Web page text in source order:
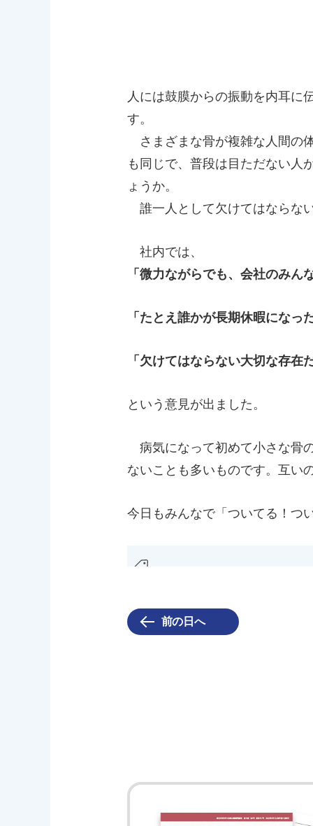
人には鼓膜からの振動を内耳に
す。
さまざまな骨が複雑な人間の
も同じで、普段は目ただない人
ょうか。
誰一人として欠けてはならな
社内では、
「微力ながらでも、会社のみ
「たとえ誰かが長期休暇にな
「欠けてはならない大切な存
という意見が出ました。
病気になって初めて小さな骨
ないことも多いものです。互い
今日もみんなで「ついてる！つ
前の日へ